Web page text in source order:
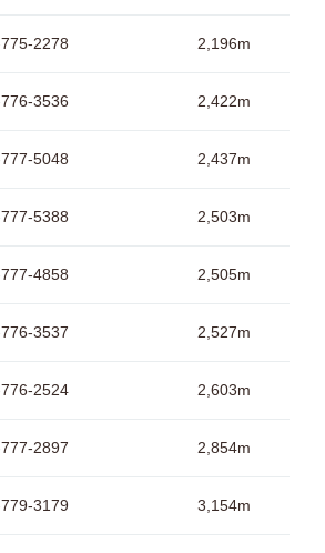
2278 2,196m
3536 2,422m
5048 2,437m
5388 2,503m
4858 2,505m
3537 2,527m
2524 2,603m
2897 2,854m
3179 3,154m